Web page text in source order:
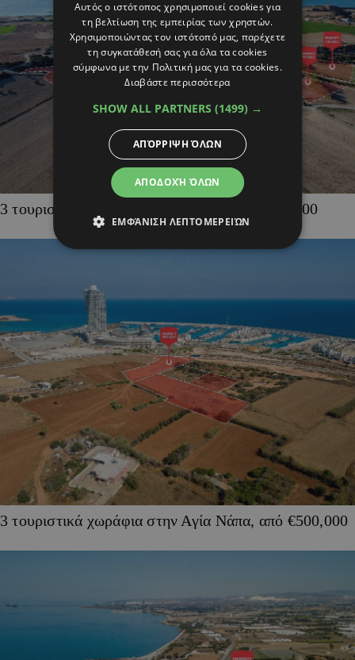
3 τουριστικά χωράφια στην Αλαμινό, €4,000,000
3 τουριστικά χωράφια στην Αγία Νάπα, από €500,000
Αυτός ο ιστότοπος χρησιμοποιεί cookies για
τη βελτίωση της εμπειρίας των χρηστών.
Χρησιμοποιώντας τον ιστότοπό μας, παρέχετε
τη συγκατάθεσή σας για όλα τα cookies
σύμφωνα με την Πολιτική μας για τα cookies.
Διαβάστε περισσότερα
SHOW ALL PARTNERS (1499) →
ΑΠΟΔΟΧΉ ΌΛΩΝ
ΑΠΌΡΡΙΨΗ ΌΛΩΝ
ΕΜΦΆΝΙΣΗ ΛΕΠΤΟΜΕΡΕΙΏΝ